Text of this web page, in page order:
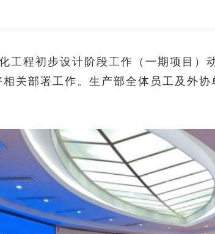
程初步设计阶段工作（一期项目
关部署工作。生产部全体员工及外协